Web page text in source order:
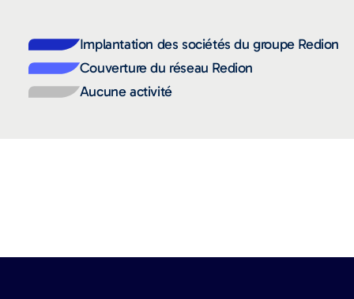
Implantation des sociétés du groupe Redion
Couverture du réseau Redion
Aucune activité